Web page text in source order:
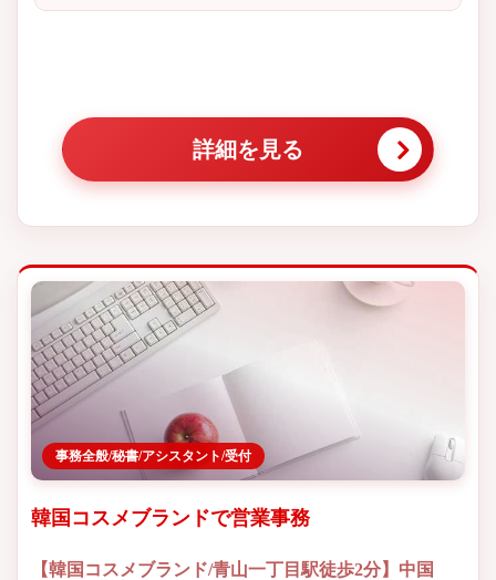
詳細を見る
事務全般/秘書/アシスタント/受付
韓国コスメブランドで営業事務
【韓国コスメブランド/青山一丁目駅徒歩2分】中国